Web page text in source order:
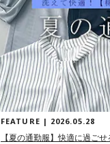
FEATURE | 2026.05.28
【夏の通勤服】快適に過ご